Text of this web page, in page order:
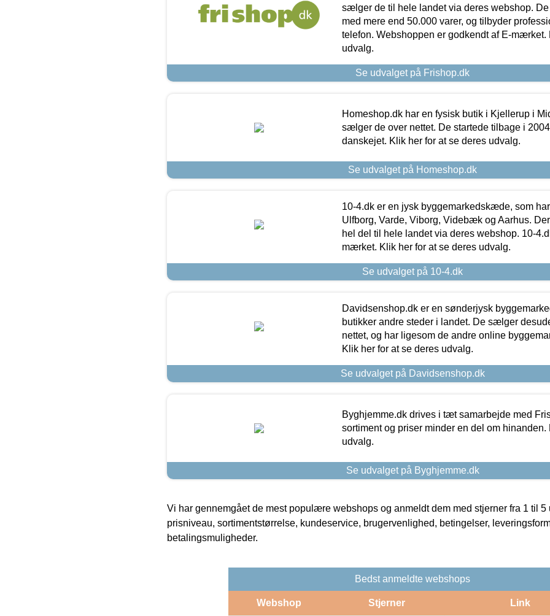
sælger de til hele landet via deres webshop. De
med mere end 50.000 varer, og tilbyder
telefon. Webshoppen er godkendt af E-mærket.
udvalg.
Se udvalget på Frishop.dk
Homeshop.dk har en fysisk butik i Kjellerup i
sælger de over nettet. De startede tilbage i
danskejet. Klik her for at se deres udvalg.
Se udvalget på Homeshop.dk
10-4.dk er en jysk byggemarkedskæde, som
Ulfborg, Varde, Viborg, Videbæk og Aarhus.
hel del til hele landet via deres webshop. 10-
mærket. Klik her for at se deres udvalg.
Se udvalget på 10-4.dk
Davidsenshop.dk er en sønderjysk
butikker andre steder i landet. De sælger
nettet, og har ligesom de andre online
Klik her for at se deres udvalg.
Se udvalget på Davidsenshop.dk
Byghjemme.dk drives i tæt samarbejde med
sortiment og priser minder en del om hinanden.
udvalg.
Se udvalget på Byghjemme.dk
Vi har gennemgået de mest populære webshops og anmeldt dem med stjerner fra 1 til 5
prisniveau, sortimentstørrelse, kundeservice, brugervenlighed, betingelser,
betalingsmuligheder.
Bedst anmeldte webshops
Webshop Stjerner Link